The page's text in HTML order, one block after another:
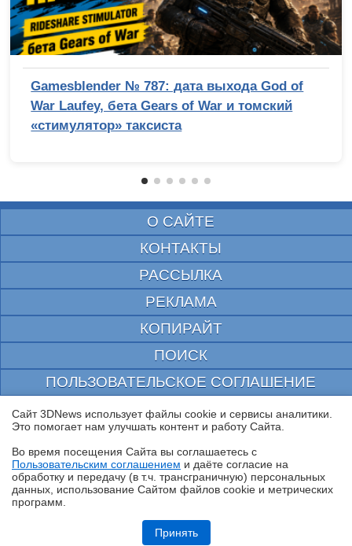
Обзор HONOR MagicPad 4: самый изящный планшет
Gamesblender № 787: дата выхода God of
War Laufey, бета Gears of War и томский
«стимулятор» таксиста
О САЙТЕ
КОНТАКТЫ
РАССЫЛКА
РЕКЛАМА
КОПИРАЙТ
ПОИСК
ПОЛЬЗОВАТЕЛЬСКОЕ СОГЛАШЕНИЕ
ЗАЩИЩЕНО CURATOR
© 1997—2026 Электронное периодическое издание "3ДНьюс" | Свидетельство о
выдано Федеральной Службой по надзору за соблюдением законодательства в сфере
массовых коммуникаций и охране культурного наследия
При цитировании документа ссылка на сайт с указанием автора обязательна. Полное
заимствование документа является нарушением
российского и международного законодательства и возможно только с согласия
Сайт 3DNews использует файлы cookie и сервисы аналитики.
Это помогает нам улучшать контент и работу Cайта.
Во время посещения Cайта вы соглашаетесь с
Пользовательским соглашением и даёте согласие на
обработку и передачу (в т.ч. трансграничную) персональных
данных, использование Cайтом файлов cookie и метрических
программ.
Принять